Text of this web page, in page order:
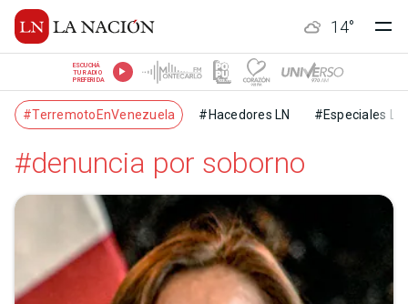
14°
ESCUCHÁ
TU RADIO
PREFERIDA
#TerremotoEnVenezuela #Hacedores LN #Especiales LN
#denuncia por soborno